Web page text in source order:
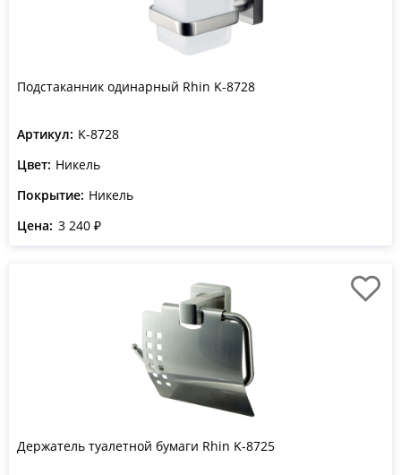
Подстаканник одинарный Rhin K-8728
Артикул: K-8728
Цвет: Никель
Покрытие: Никель
Цена: 3 240 ₽
Держатель туалетной бумаги Rhin K-8725